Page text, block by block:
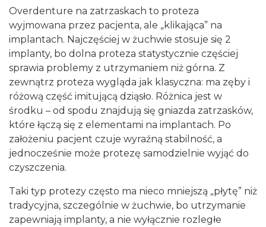
Overdenture na zatrzaskach to proteza
wyjmowana przez pacjenta, ale „klikająca” na
implantach. Najczęściej w żuchwie stosuje się 2
implanty, bo dolna proteza statystycznie częściej
sprawia problemy z utrzymaniem niż górna. Z
zewnątrz proteza wygląda jak klasyczna: ma zęby i
różową część imitującą dziąsło. Różnica jest w
środku – od spodu znajdują się gniazda zatrzasków,
które łączą się z elementami na implantach. Po
założeniu pacjent czuje wyraźną stabilność, a
jednocześnie może protezę samodzielnie wyjąć do
czyszczenia.
Taki typ protezy często ma nieco mniejszą „płytę” niż
tradycyjna, szczególnie w żuchwie, bo utrzymanie
zapewniają implanty, a nie wyłącznie rozległe